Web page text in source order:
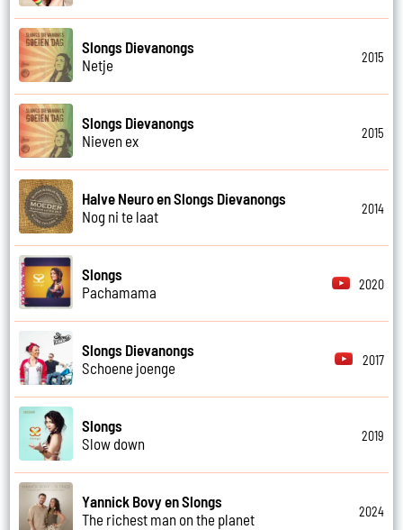
Slongs Dievanongs
Netje
2015
Slongs Dievanongs
Nieven ex
2015
Halve Neuro en Slongs Dievanongs
Nog ni te laat
2014
Slongs
Pachamama
2020
Slongs Dievanongs
Schoene joenge
2017
Slongs
Slow down
2019
Yannick Bovy en Slongs
The richest man on the planet
2024